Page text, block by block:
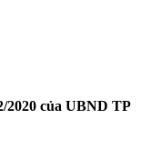
2020 của UBND TP